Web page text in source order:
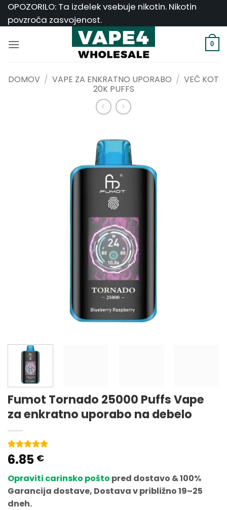
Skoči
na
OPOZORILO: Ta izdelek vsebuje nikotin. Nikotin
povzroča zasvojenost.
0
DOMOV / VAPE ZA ENKRATNO UPORABO / VEČ KOT
20K PUFFS
Fumot Tornado 25000 Puffs Vape
za enkratno uporabo na debelo
Ocenjeno5
od 5 na
ocene
1
strank
6.85 €
Opraviti carinsko pošto pred dostavo & 100%
Garancija dostave, Dostava v približno 19–25
dneh.